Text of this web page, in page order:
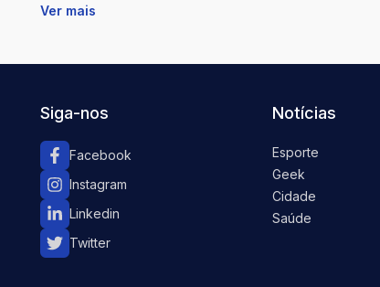
Ver mais
Siga-nos
Facebook
Instagram
Linkedin
Twitter
Notícias
Esporte
Geek
Cidade
Saúde